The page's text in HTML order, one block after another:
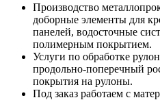
Производство
доборные элементы для
панелей, водосточные
полимерным покрытием.
Услуги по обработке
продольно-поперечный
покрытия на рулоны.
Под заказ работаем с